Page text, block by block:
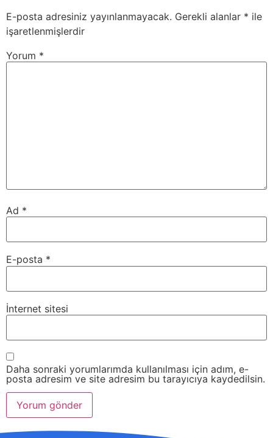
E-posta adresiniz yayınlanmayacak. Gerekli alanlar * ile
işaretlenmişlerdir
Yorum *
Ad *
E-posta *
İnternet sitesi
Daha sonraki yorumlarımda kullanılması için adım, e-
posta adresim ve site adresim bu tarayıcıya kaydedilsin.